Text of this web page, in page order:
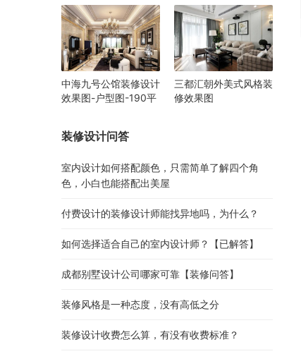
中海九号公馆装修设计
效果图-户型图-190平
三都汇朝外美式风格装
修效果图
装修设计问答
室内设计如何搭配颜色，只需简单了解四个角
色，小白也能搭配出美屋
付费设计的装修设计师能找异地吗，为什么？
如何选择适合自己的室内设计师？【已解答】
成都别墅设计公司哪家可靠【装修问答】
装修风格是一种态度，没有高低之分
装修设计收费怎么算，有没有收费标准？